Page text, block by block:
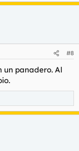
#8
un panadero. Al